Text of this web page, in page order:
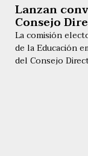
Lanzan
Consejo
La comisión
de la Educación
del Consejo